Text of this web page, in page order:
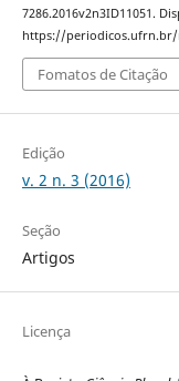
7286.2016v2n3ID11051.
https://periodicos.ufrn.br/
Fomatos de Citação
Edição
v. 2 n. 3 (2016)
Seção
Artigos
Licença